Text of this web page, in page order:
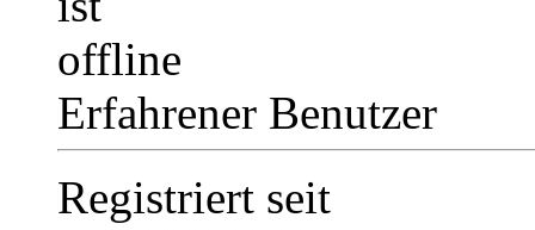
Erfahrener Benutzer
Registriert seit